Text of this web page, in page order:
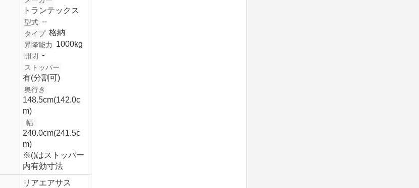
トランテックス
型式 --
タイプ 格納
昇降能力 1000kg
開閉 -
ストッパー
有(分割可)
奥行き
148.5cm(142.0c
m)
幅
240.0cm(241.5c
m)
※()はストッパー
内有効寸法
リアエアサス